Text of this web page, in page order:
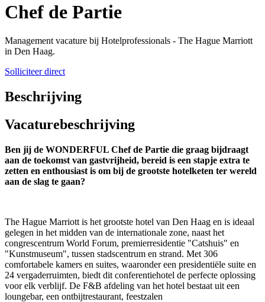
Chef de Partie
Management vacature bij Hotelprofessionals - The Hague Marriott
in Den Haag.
Solliciteer direct
Beschrijving
Vacaturebeschrijving
Ben jij de WONDERFUL Chef de Partie die graag bijdraagt
aan de toekomst van gastvrijheid, bereid is een stapje extra te
zetten en enthousiast is om bij de grootste hotelketen ter wereld
aan de slag te gaan?
The Hague Marriott is het grootste hotel van Den Haag en is ideaal
gelegen in het midden van de internationale zone, naast het
congrescentrum World Forum, premierresidentie "Catshuis" en
"Kunstmuseum", tussen stadscentrum en strand. Met 306
comfortabele kamers en suites, waaronder een presidentiële suite en
24 vergaderruimten, biedt dit conferentiehotel de perfecte oplossing
voor elk verblijf. De F&B afdeling van het hotel bestaat uit een
loungebar, een ontbijtrestaurant, feestzalen